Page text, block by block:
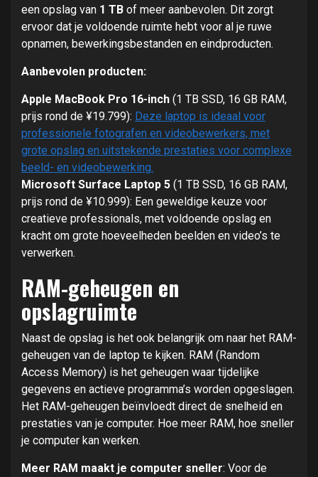
een opslag van 1 TB of meer aanbevolen. Dit zorgt
ervoor dat je voldoende ruimte hebt voor al je ruwe
opnamen, bewerkingsbestanden en eindproducten.
Aanbevolen producten:
Apple MacBook Pro 16-inch (1 TB SSD, 16 GB RAM,
prijs rond de ¥19.799): Deze laptop is ideaal voor
professionele fotografen en videobewerkers, met
grote opslag en uitstekende prestaties voor complexe
beeld- en videobewerking.
Microsoft Surface Laptop 5 (1 TB SSD, 16 GB RAM,
prijs rond de ¥10.999): Een geweldige keuze voor
creatieve professionals, met voldoende opslag en
kracht om grote hoeveelheden beelden en video’s te
verwerken.
RAM-geheugen en
opslagruimte
Naast de opslag is het ook belangrijk om naar het RAM-
geheugen van de laptop te kijken. RAM (Random
Access Memory) is het geheugen waar tijdelijke
gegevens en actieve programma’s worden opgeslagen.
Het RAM-geheugen beïnvloedt direct de snelheid en
prestaties van je computer. Hoe meer RAM, hoe sneller
je computer kan werken.
Meer RAM maakt je computer sneller: Voor de